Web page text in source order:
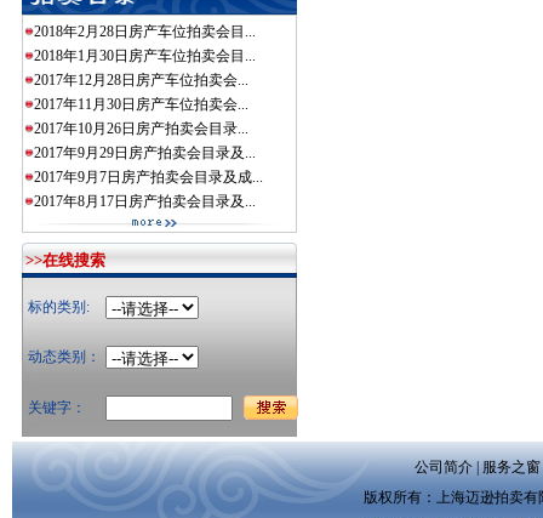
2018年2月28日房产车位拍卖会目...
2018年1月30日房产车位拍卖会目...
2017年12月28日房产车位拍卖会...
2017年11月30日房产车位拍卖会...
2017年10月26日房产拍卖会目录...
2017年9月29日房产拍卖会目录及...
2017年9月7日房产拍卖会目录及成...
2017年8月17日房产拍卖会目录及...
>>在线搜索
标的类别:
动态类别：
关键字：
公司简介|服务之窗
版权所有：上海迈逊拍卖有